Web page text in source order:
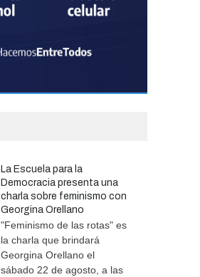
más de 304 millones de
asistencia y prevención
SEGURIDAD 06/08/2026
La Escuela para la
Democracia presenta una
charla sobre feminismo con
Georgina Orellano
"Feminismo de las rotas" es
la charla que brindará
Georgina Orellano el
sábado 22 de agosto, a las